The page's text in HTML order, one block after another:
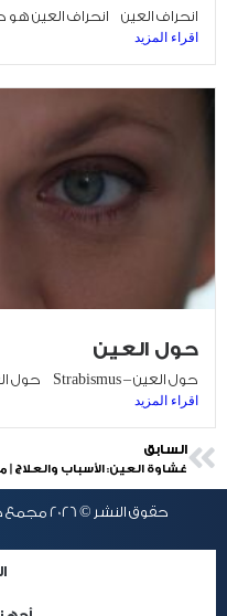
انحراف العين انحراف العين هو
اقراء المزيد
حول العين
حول العين – Strabismus حول العين هو حالة لا يلتقي...
اقراء المزيد
السابق
حقوق النشر © 2026 مجمع حسين علي محسن السقاف الطبي